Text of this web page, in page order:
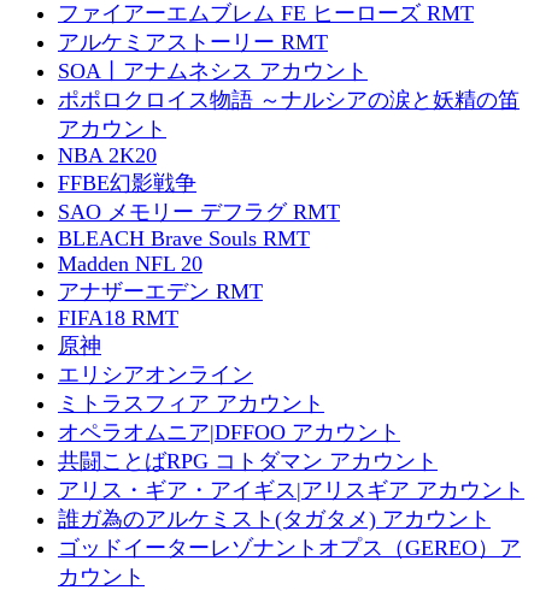
ファイアーエムブレム FE ヒーローズ RMT
アルケミアストーリー RMT
SOA丨アナムネシス アカウント
ポポロクロイス物語 ～ナルシアの涙と妖精の笛
アカウント
NBA 2K20
FFBE幻影戦争
SAO メモリー デフラグ RMT
BLEACH Brave Souls RMT
Madden NFL 20
アナザーエデン RMT
FIFA18 RMT
原神
エリシアオンライン
ミトラスフィア アカウント
オペラオムニア|DFFOO アカウント
共闘ことばRPG コトダマン アカウント
アリス・ギア・アイギス|アリスギア アカウント
誰ガ為のアルケミスト(タガタメ) アカウント
ゴッドイーターレゾナントオプス（GEREO）ア
カウント